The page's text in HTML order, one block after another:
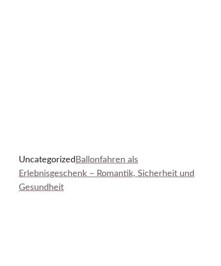
Uncategorized Ballonfahren als
Erlebnisgeschenk – Romantik, Sicherheit und
Gesundheit